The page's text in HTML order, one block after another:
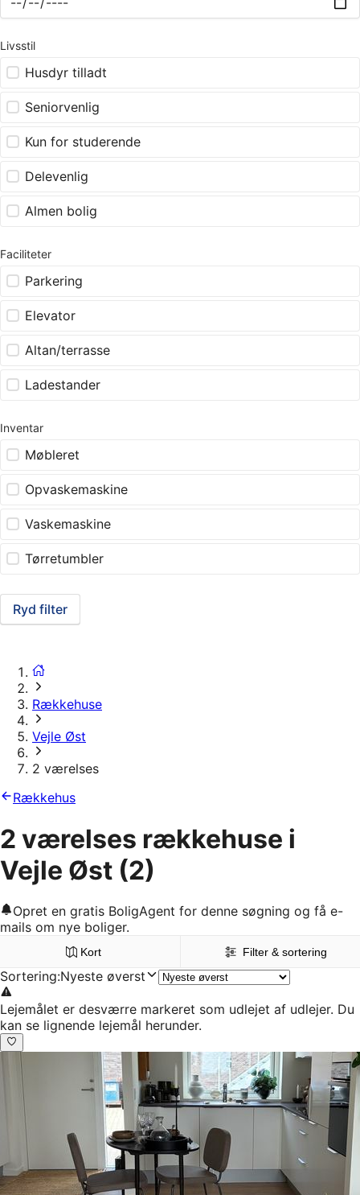
Livsstil
Husdyr tilladt
Seniorvenlig
Kun for studerende
Delevenlig
Almen bolig
Faciliteter
Parkering
Elevator
Altan/terrasse
Ladestander
Inventar
Møbleret
Opvaskemaskine
Vaskemaskine
Tørretumbler
Ryd filter
Rækkehuse
Vejle Øst
2 værelses
Rækkehus
2 værelses rækkehuse i
Vejle Øst (2)
Opret en gratis BoligAgent for denne søgning og få e-
mails om nye boliger.
Kort Filter & sortering
Sortering:Nyeste øverst
Lejemålet er desværre markeret som udlejet af udlejer. Du
kan se lignende lejemål herunder.